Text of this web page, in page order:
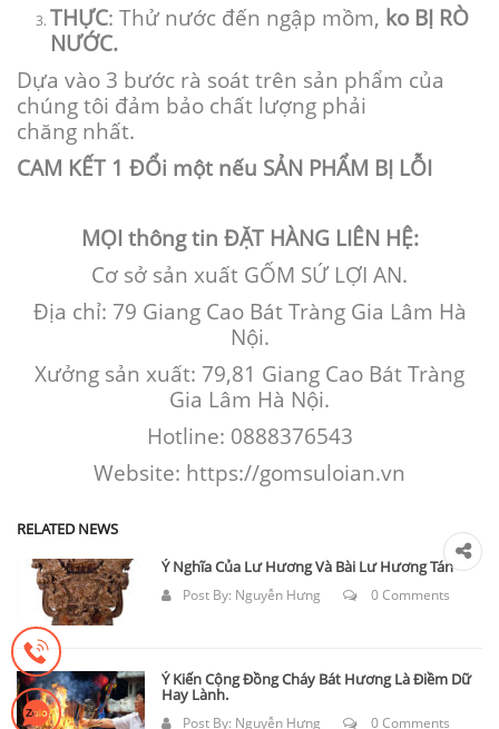
THỰC: Thử nước đến ngập mồm, ko BỊ RÒ
NƯỚC.
Dựa vào 3 bước rà soát trên sản phẩm của
chúng tôi đảm bảo chất lượng phải
chăng nhất.
CAM KẾT 1 ĐỔi một nếu SẢN PHẨM BỊ LỖI
MỌI thông tin ĐẶT HÀNG LIÊN HỆ:
Cơ sở sản xuất GỐM SỨ LỢI AN.
Địa chỉ: 79 Giang Cao Bát Tràng Gia Lâm Hà
Nội.
Xưởng sản xuất: 79,81 Giang Cao Bát Tràng
Gia Lâm Hà Nội.
Hotline: 0888376543
Website: https://gomsuloian.vn
RELATED NEWS
Ý Nghĩa Của Lư Hương Và Bài Lư Hương Tán
Post By: Nguyễn Hưng 0 Comments
Ý Kiến Cộng Đồng Cháy Bát Hương Là Điềm Dữ
Hay Lành.
Post By: Nguyễn Hưng 0 Comments